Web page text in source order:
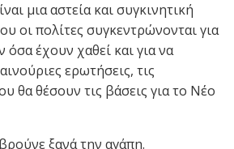
μια αστεία και συγκινητική
οι πολίτες συγκεντρώνονται για
έχουν χαθεί και για να
ερωτήσεις, τις
θα θέσουν τις βάσεις για το Νέο
ξανά την αγάπη.